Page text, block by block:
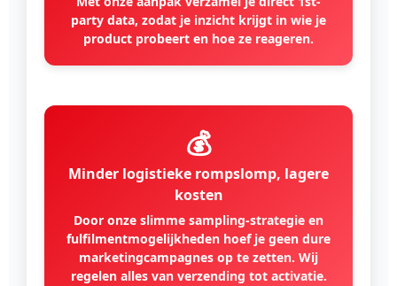
party data, zodat je inzicht krijgt in wie je
product probeert en hoe ze reageren.
💰
Minder logistieke rompslomp, lagere
kosten
Door onze slimme sampling-strategie en
fulfilmentmogelijkheden hoef je geen dure
marketingcampagnes op te zetten. Wij
regelen alles van verzending tot activatie.